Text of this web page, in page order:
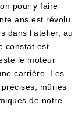
pour y faire
ans est révolu.
dans l’atelier, au
constat est
le moteur
carrière. Les
mûries
de notre